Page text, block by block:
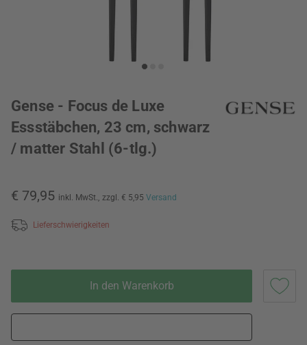
Gense - Focus de Luxe
Essstäbchen, 23 cm, schwarz
/ matter Stahl (6-tlg.)
€ 79,95 inkl. MwSt., zzgl. € 5,95 Versand
Lieferschwierigkeiten
In den Warenkorb